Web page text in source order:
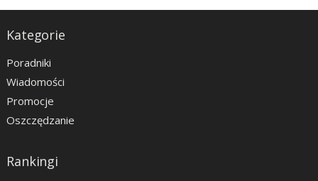
Kategorie
Poradniki
Wiadomości
Promocje
Oszczędzanie
Rankingi